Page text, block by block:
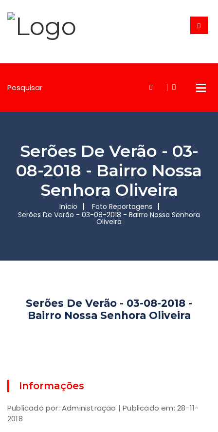
Serões De Verão - 03-
08-2018 - Bairro Nossa
Senhora Oliveira
Início
Foto Reportagens
Serões De Verão - 03-08-2018 - Bairro Nossa Senhora
Oliveira
Serões De Verão - 03-08-2018 -
Bairro Nossa Senhora Oliveira
Informações
Publicado por: Administração | Publicado em: 28-11-
2018